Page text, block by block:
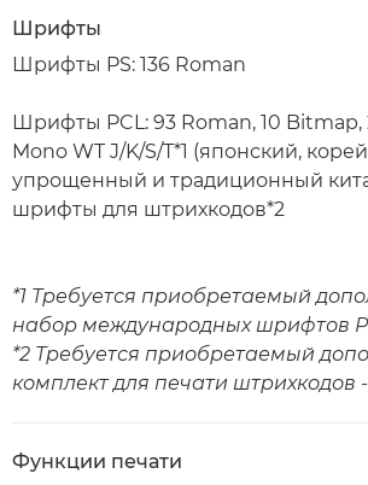
Шрифты
Шрифты PS: 136 Roman
Шрифты PCL: 93 Roman, 10 Bitmap,
Mono WT J/K/S/T*1 (японский,
упрощенный и традиционный
шрифты для штрихкодов*2
*1 Требуется приобретаемый
набор международных шрифтов
*2 Требуется приобретаемый
комплект для печати штрихкодов -
Функции печати